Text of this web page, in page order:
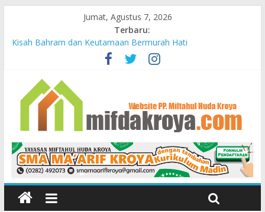
Jumat, Agustus 7, 2026
Terbaru:
Kisah Bahram dan Keutamaan Bermurah Hati
Bunda-Bunda Penopang Peradaban
Yayasan Miftahul Huda Kroya Meresmikan Bayt el Tahfidz Wa
Turots Yasmine
PELAJARAN DARI KUBURAN